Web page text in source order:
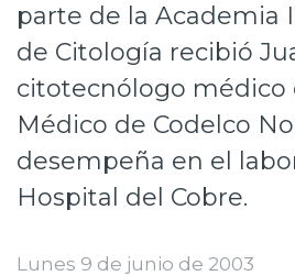
Inversionistas
Prensa
Trabaja en Codelco
Transparencia activa
Canales de denuncia
parte de la Academia
de Citología recibió
citotecnólogo médico
Médico de Codelco
desempeña en el
Hospital del Cobre.
Lunes 9 de junio de 2003